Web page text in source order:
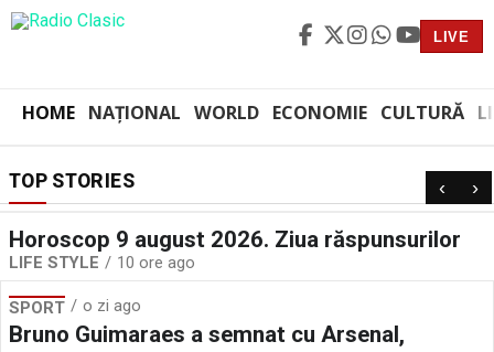
LIVE
HOME NAȚIONAL WORLD ECONOMIE CULTURĂ
‹ ›
TOP STORIES
Horoscop 9 august 2026. Ziua răspunsurilor
LIFE STYLE 10 ore ago
SPORT o zi ago
Bruno Guimaraes a semnat cu Arsenal,